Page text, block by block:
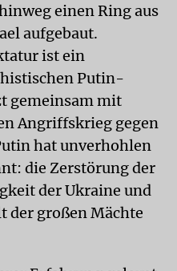
einen Ring aus
aufgebaut.
ist ein
Putin-
gemeinsam mit
Angriffskrieg gegen
hat unverhohlen
die Zerstörung der
der Ukraine und
der großen Mächte